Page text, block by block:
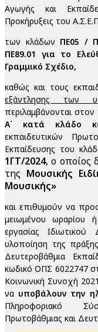
Αγωγής και
Προκήρυξεις του
των κλάδων ΠΕ05 /
ΠΕ89.01 για το
Γραμμικό Σχέδιο,
καθώς και τους
εξάντλησης των
περιλαμβάνονται στον
Α΄ κατά κλάδο
εκπαιδευτικών
Εκπαίδευσης του
1ΓΤ/2024, ο οποίος
της Μουσικής
Μουσικής»
και επιθυμούν να
μειωμένου ωραρίου
εργασίας
υλοποίηση της
Δευτεροβάθμια
κωδικό ΟΠΣ 6022747
Κοινωνική Συνοχή
να υποβάλουν την
Πληροφοριακό
Πρωτοβάθμιας και